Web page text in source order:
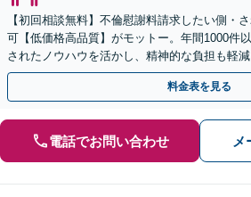
【初回相談無料】不倫慰謝料請求したい側・
可【低価格高品質】がモットー。年間1000件
されたノウハウを活かし、精神的な負担も軽
目指します。【休日・夜間相談あり】【ビデ
料金表を見る
電話でお問い合わせ メ